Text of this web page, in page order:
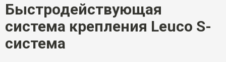
Быстродействующая
система крепления Leuco S-
система